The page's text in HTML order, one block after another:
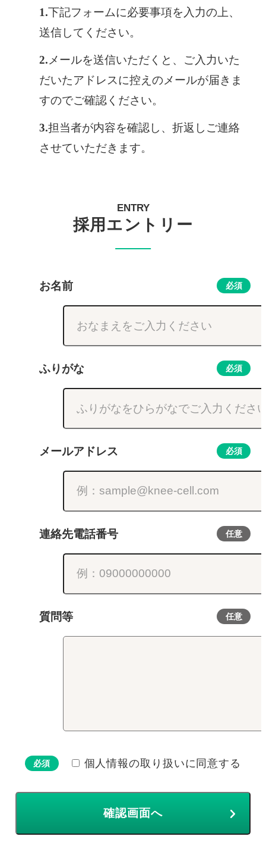
下記フォームに必要事項を入力の上、
送信してください。
メールを送信いただくと、ご入力いた
だいたアドレスに控えのメールが届きま
すのでご確認ください。
担当者が内容を確認し、折返しご連絡
させていただきます。
ENTRY
採用エントリー
お名前 必須
ふりがな 必須
メールアドレス 必須
連絡先電話番号 任意
質問等 任意
必須 個人情報の取り扱いに同意する
確認画面へ